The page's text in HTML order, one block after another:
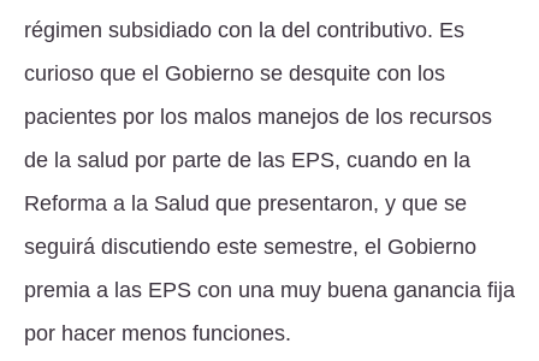
régimen subsidiado con la del contributivo. Es
curioso que el Gobierno se desquite con los
pacientes por los malos manejos de los recursos
de la salud por parte de las EPS, cuando en la
Reforma a la Salud que presentaron, y que se
seguirá discutiendo este semestre, el Gobierno
premia a las EPS con una muy buena ganancia fija
por hacer menos funciones.